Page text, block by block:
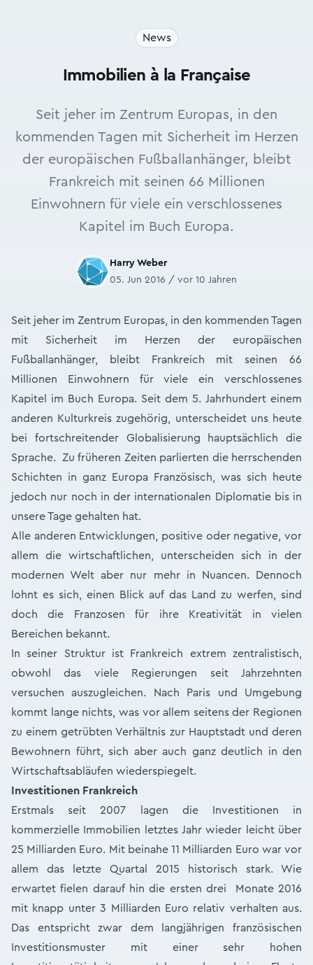
News
Immobilien à la Française
Seit jeher im Zentrum Europas, in den
kommenden Tagen mit Sicherheit im Herzen
der europäischen Fußballanhänger, bleibt
Frankreich mit seinen 66 Millionen
Einwohnern für viele ein verschlossenes
Kapitel im Buch Europa.
Harry Weber
05. Jun 2016 / vor 10 Jahren
Seit jeher im Zentrum Europas, in den kommenden Tagen
mit Sicherheit im Herzen der europäischen
Fußballanhänger, bleibt Frankreich mit seinen 66
Millionen Einwohnern für viele ein verschlossenes
Kapitel im Buch Europa. Seit dem 5. Jahrhundert einem
anderen Kulturkreis zugehörig, unterscheidet uns heute
bei fortschreitender Globalisierung hauptsächlich die
Sprache. Zu früheren Zeiten parlierten die herrschenden
Schichten in ganz Europa Französisch, was sich heute
jedoch nur noch in der internationalen Diplomatie bis in
unsere Tage gehalten hat.
Alle anderen Entwicklungen, positive oder negative, vor
allem die wirtschaftlichen, unterscheiden sich in der
modernen Welt aber nur mehr in Nuancen. Dennoch
lohnt es sich, einen Blick auf das Land zu werfen, sind
doch die Franzosen für ihre Kreativität in vielen
Bereichen bekannt.
In seiner Struktur ist Frankreich extrem zentralistisch,
obwohl das viele Regierungen seit Jahrzehnten
versuchen auszugleichen. Nach Paris und Umgebung
kommt lange nichts, was vor allem seitens der Regionen
zu einem getrübten Verhältnis zur Hauptstadt und deren
Bewohnern führt, sich aber auch ganz deutlich in den
Wirtschaftsabläufen wiederspiegelt.
Investitionen Frankreich
Erstmals seit 2007 lagen die Investitionen in
kommerzielle Immobilien letztes Jahr wieder leicht über
25 Milliarden Euro. Mit beinahe 11 Milliarden Euro war vor
allem das letzte Quartal 2015 historisch stark. Wie
erwartet fielen darauf hin die ersten drei Monate 2016
mit knapp unter 3 Milliarden Euro relativ verhalten aus.
Das entspricht zwar dem langjährigen französischen
Investitionsmuster mit einer sehr hohen